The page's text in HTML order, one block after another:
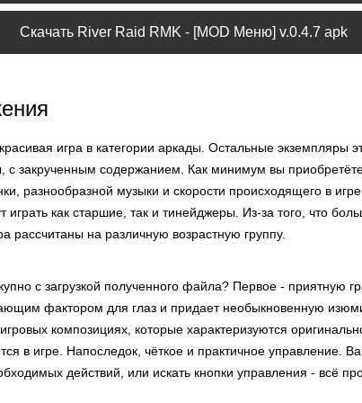
Скачать River Raid RMK - [MOD Меню] v.0.4.7 apk
игра в категории аркады. Остальные экземпляры
с закрученным содержанием. Как минимум вы
разнообразной музыки и скорости происходящего в
играть как старшие, так и тинейджеры. Из-за того, что
рассчитаны на различную возрастную группу.
с загрузкой полученного файла? Первое - приятную
фактором для глаз и придает необыкновенную
композициях, которые характеризуются
в игре. Напоследок, чёткое и практичное управление.
действий, или искать кнопки управления - всё